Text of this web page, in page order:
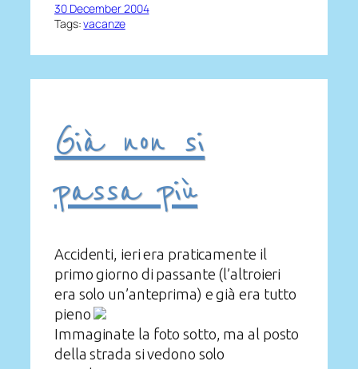
30 December 2004
Tags:vacanze
Già non si
passa più
Accidenti, ieri era praticamente il
primo giorno di passante (l’altroieri
era solo un’anteprima) e già era tutto
pieno
Immaginate la foto sotto, ma al posto
della strada si vedono solo